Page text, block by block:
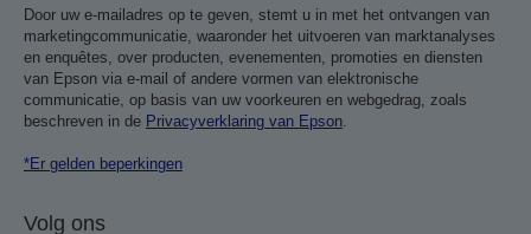
Door uw e-mailadres op te geven, stemt u in met het ontvangen van
marketingcommunicatie, waaronder het uitvoeren van marktanalyses
en enquêtes, over producten, evenementen, promoties en diensten
van Epson via e-mail of andere vormen van elektronische
communicatie, op basis van uw voorkeuren en webgedrag, zoals
beschreven in de Privacyverklaring van Epson.
*Er gelden beperkingen
Volg ons